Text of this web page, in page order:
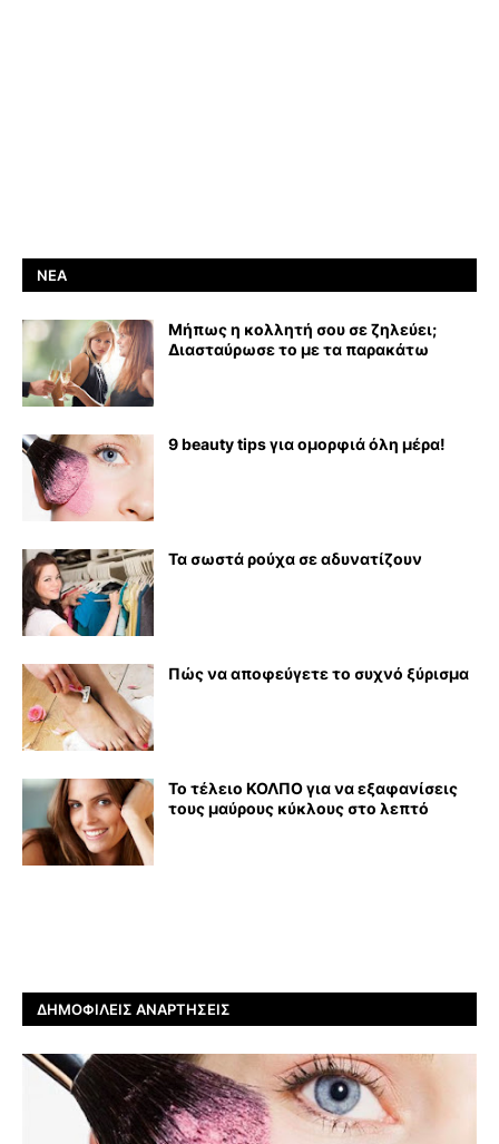
ΝΈΑ
Μήπως η κολλητή σου σε ζηλεύει;
Διασταύρωσε το με τα παρακάτω
9 beauty tips για ομορφιά όλη μέρα!
Τα σωστά ρούχα σε αδυνατίζουν
Πώς να αποφεύγετε το συχνό ξύρισμα
Το τέλειο ΚΟΛΠΟ για να εξαφανίσεις
τους μαύρους κύκλους στο λεπτό
ΔΗΜΟΦΙΛΕΊΣ ΑΝΑΡΤΉΣΕΙΣ